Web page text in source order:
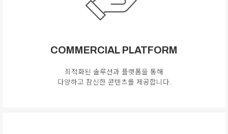
COMMERCIAL PLATFORM
최적화된 솔루션과 플랫폼을 통해
다양하고 참신한 콘텐츠를 제공합니다.